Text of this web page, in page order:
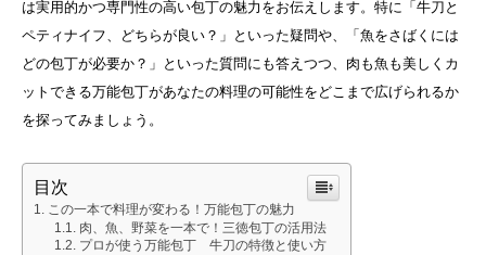
は実用的かつ専門性の高い包丁の魅力をお伝えします。特に「牛刀と
ペティナイフ、どちらが良い？」といった疑問や、「魚をさばくには
どの包丁が必要か？」といった質問にも答えつつ、肉も魚も美しくカ
ットできる万能包丁があなたの料理の可能性をどこまで広げられるか
を探ってみましょう。
目次
この一本で料理が変わる！万能包丁の魅力
肉、魚、野菜を一本で！三徳包丁の活用法
プロが使う万能包丁 牛刀の特徴と使い方